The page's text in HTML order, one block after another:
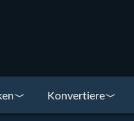
Konvertiere